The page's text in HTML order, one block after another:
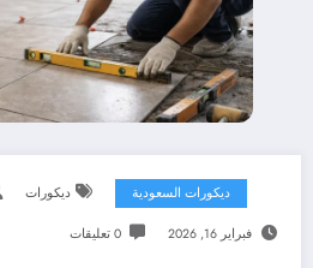
ديكورات السعودية ديكورات
فبراير 16, 2026 0 تعليقات